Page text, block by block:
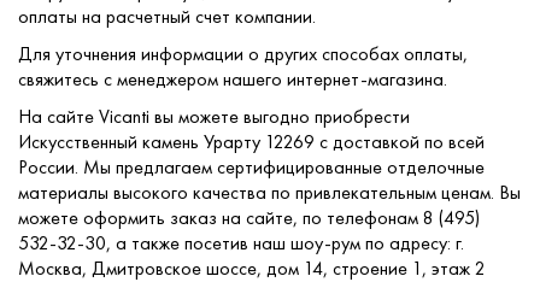
оплаты на расчетный счет компании.
Для уточнения информации о других способах оплаты,
свяжитесь с менеджером нашего интернет-магазина.
На сайте Vicanti вы можете выгодно приобрести
Искусственный камень Урарту 12269 с доставкой по всей
России. Мы предлагаем сертифицированные отделочные
материалы высокого качества по привлекательным ценам. Вы
можете оформить заказ на сайте, по телефонам 8 (495)
532-32-30, а также посетив наш шоу-рум по адресу: г.
Москва, Дмитровское шоссе, дом 14, строение 1, этаж 2